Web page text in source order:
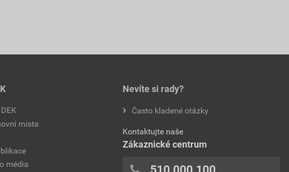
místa
média
Nevíte si rady?
Často kladené otázky
Kontaktujte naše
Zákaznické centrum